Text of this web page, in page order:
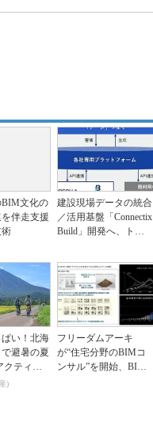
文化の
伴走支援
建設現場データの統合
／活用基盤「Connectix
Build」開発へ、トラ
い！北海
避暑の夏
クティビ
ニセコ
)
フリーダムアーキ
が“住宅分野のBIMコ
ンサル”を開始、BIM